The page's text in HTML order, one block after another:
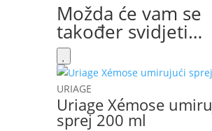
Možda će vam se
također svidjeti…
URIAGE
Uriage Xémose
sprej 200 ml